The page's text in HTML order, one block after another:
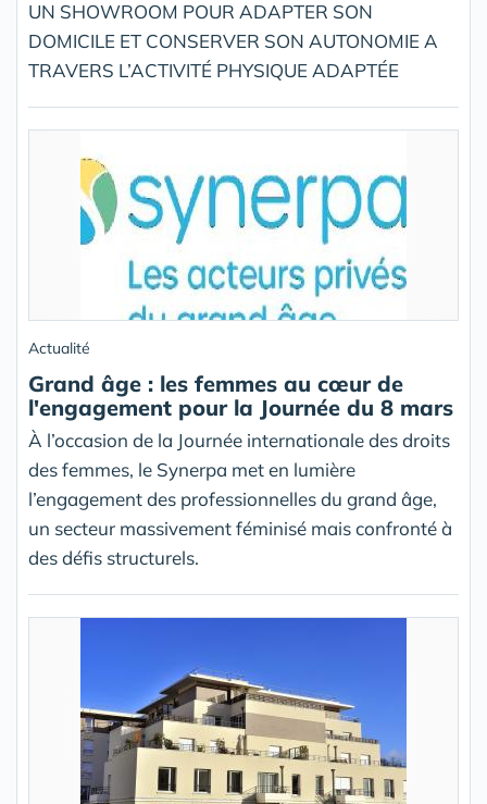
UN SHOWROOM POUR ADAPTER SON
DOMICILE ET CONSERVER SON AUTONOMIE A
TRAVERS L’ACTIVITÉ PHYSIQUE ADAPTÉE
Actualité
Grand âge : les femmes au cœur de
l'engagement pour la Journée du 8 mars
À l’occasion de la Journée internationale des droits
des femmes, le Synerpa met en lumière
l’engagement des professionnelles du grand âge,
un secteur massivement féminisé mais confronté à
des défis structurels.